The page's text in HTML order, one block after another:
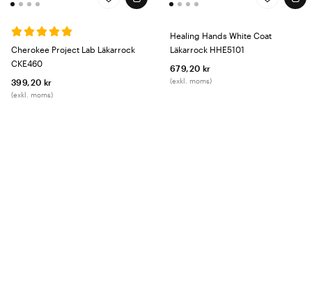
Cherokee Project Lab Läkarrock
CKE460
399,20 kr
(exkl. moms)
Healing Hands White Coat
Läkarrock HHE5101
679,20 kr
(exkl. moms)